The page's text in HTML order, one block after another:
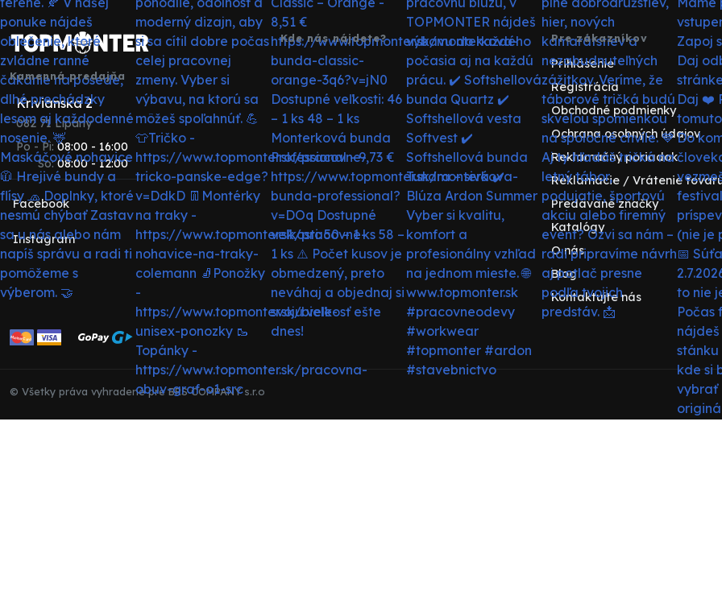
Kamenná predajňa
Krivianska 2
082 71 Lipany
Po - Pi:
So:
08:00 - 16:00
08:00 - 12:00
Facebook
Instagram
Kde nás nájdete? Pre zákazníkov
Prihlásenie
Registrácia
Obchodné podmienky
Ochrana osobných údajov
Reklamačný poriadok
Reklamácie / Vrátenie
Predávané značky
Katalógy
O nás
Blog
Kontaktujte nás
© Všetky práva vyhradené pre BRS COMPANY s.r.o